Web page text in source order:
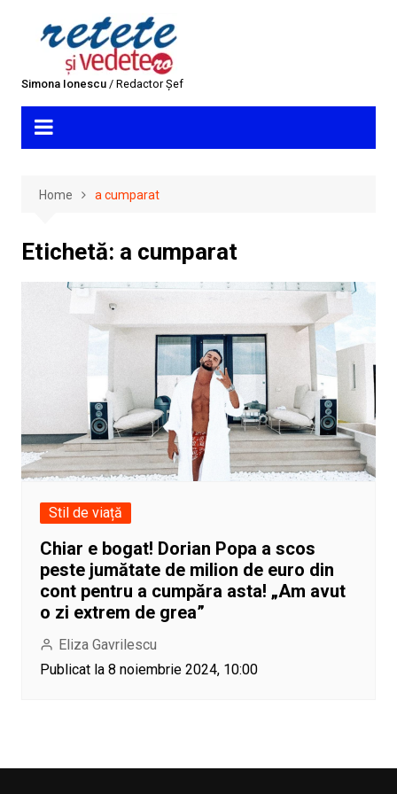
Simona Ionescu/ Redactor Șef
Home a cumparat
Etichetă: a cumparat
Stil de viață
Chiar e bogat! Dorian Popa a scos
peste jumătate de milion de euro din
cont pentru a cumpăra asta! „Am avut
o zi extrem de grea”
Eliza Gavrilescu
Publicat la 8 noiembrie 2024, 10:00